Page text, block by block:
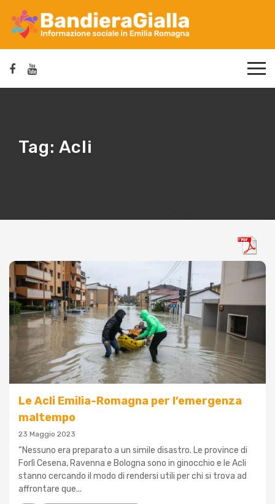
Tag: Acli
Le Acli Emilia-Romagna per l’emergenza
maltempo
23 Maggio 2023
“Nessuno era preparato a un simile disastro. Le province di
Forlì Cesena, Ravenna e Bologna sono in ginocchio e le Acli
stanno cercando il modo di rendersi utili per chi si trova ad
affrontare que...